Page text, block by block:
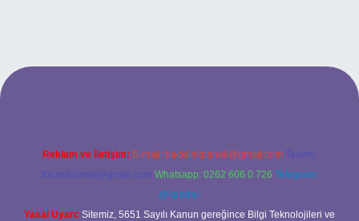
Reklam ve İletişim: E-mail: backlinkpaneli@gmail.com Teams:
forumhizmeti@gmail.com Whatsapp: 0262 606 0 726 Telegram:
@karabul
Yasal Uyarı: Sitemiz, 5651 Sayılı Kanun gereğince Bilgi Teknolojileri ve